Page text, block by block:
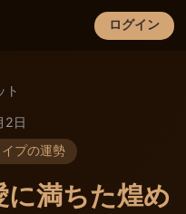
ログイン
×
ト
2日
プの運勢
満ちた煌め